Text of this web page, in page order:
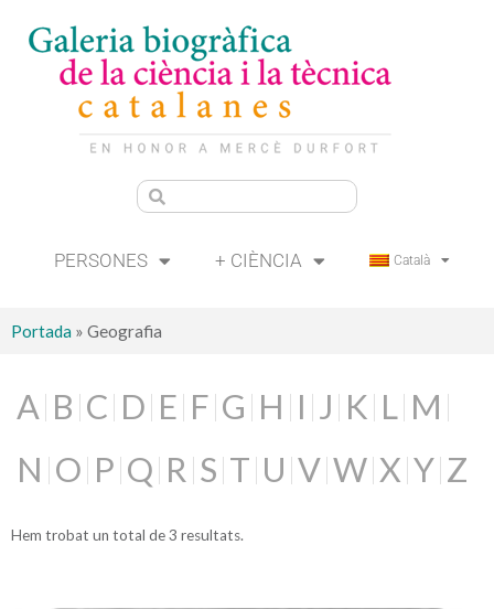
PERSONES + CIÈNCIA Català
Portada » Geografia
A B C D E F G H I J K L M
N O P Q R S T U V W X Y Z
Hem trobat un total de 3 resultats.